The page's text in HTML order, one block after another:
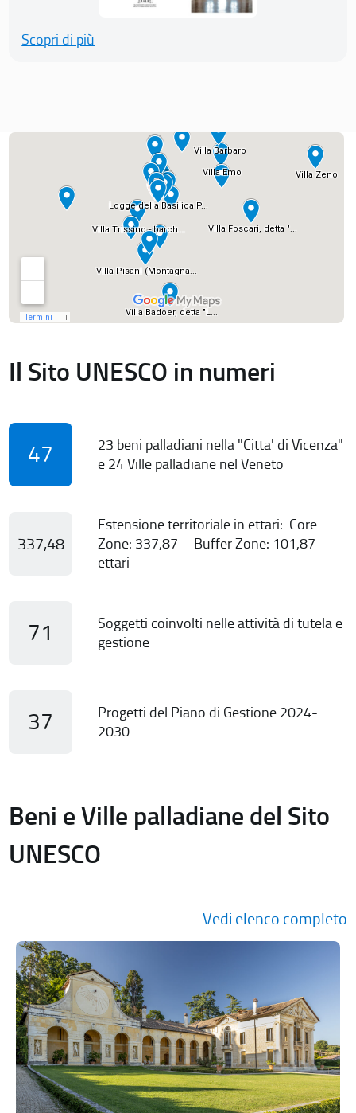
Scopri di più
Il Sito UNESCO in numeri
47
23 beni palladiani nella "Citta' di Vicenza"
e 24 Ville palladiane nel Veneto
337,48
Estensione territoriale in ettari: Core
Zone: 337,87 - Buffer Zone: 101,87
ettari
71
Soggetti coinvolti nelle attività di tutela e
gestione
37
Progetti del Piano di Gestione 2024-
2030
Beni e Ville palladiane del Sito
UNESCO
Vedi elenco completo